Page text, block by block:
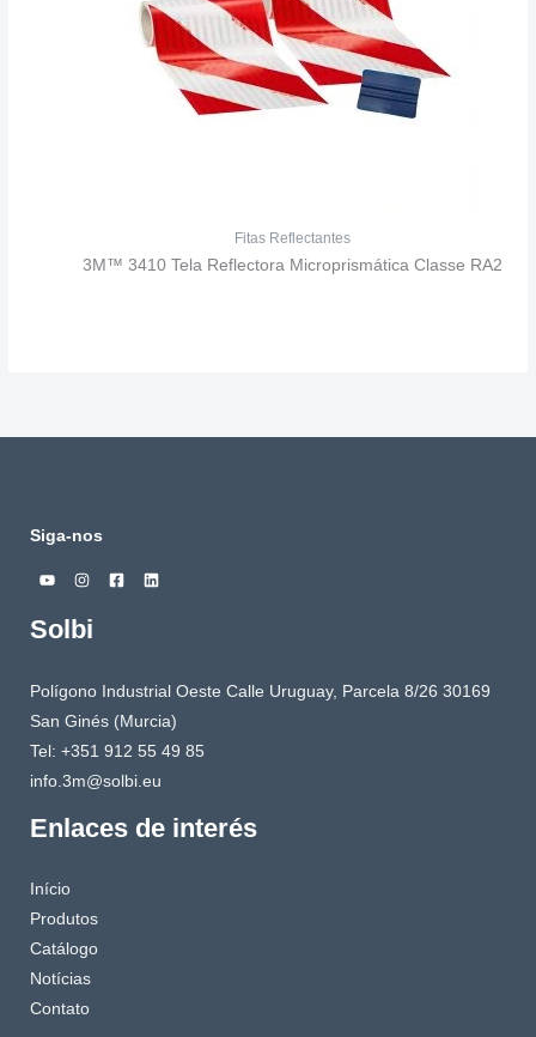
Fitas Reflectantes
3M™ 3410 Tela Reflectora Microprismática Classe RA2
Siga-nos
Solbi
Polígono Industrial Oeste Calle Uruguay, Parcela 8/26 30169
San Ginés (Murcia)
Tel: +351 912 55 49 85
info.3m@solbi.eu
Enlaces de interés
Início
Produtos
Catálogo
Notícias
Contato